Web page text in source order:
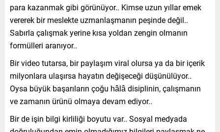
para kazanmak gibi görünüyor.. Kimse uzun yıllar emek
vererek bir meslekte uzmanlaşmanın peşinde değil..
Sabırla çalışmak yerine kısa yoldan zengin olmanın
formülleri aranıyor..
Bir video tutarsa, bir paylaşım viral olursa ya da bir içerik
milyonlara ulaşırsa hayatın değişeceği düşünülüyor..
Oysa büyük başarıların çoğu hâlâ disiplinin, çalışmanın
ve zamanın ürünü olmaya devam ediyor..
Bir de işin bilgi kirliliği boyutu var.. Sosyal medyada